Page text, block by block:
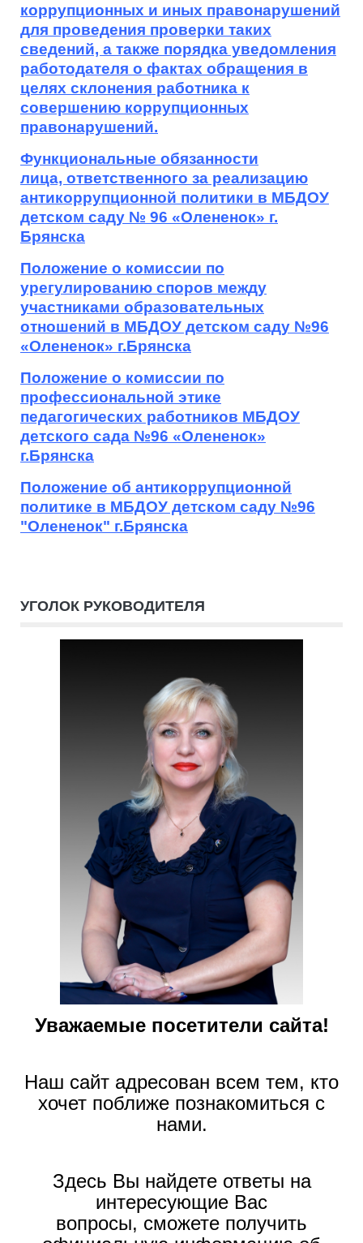
коррупционных и иных правонарушений
для проведения проверки таких
сведений, а также порядка уведомления
работодателя о фактах обращения в
целях склонения работника к
совершению коррупционных
правонарушений.
Функциональные обязанности
лица, ответственного за реализацию
антикоррупционной политики в МБДОУ
детском саду № 96 «Олененок» г.
Брянска
Положение о комиссии по
урегулированию споров между
участниками образовательных
отношений в МБДОУ детском саду №96
«Олененок» г.Брянска
Положение о комиссии по
профессиональной этике
педагогических работников МБДОУ
детского сада №96 «Олененок»
г.Брянска
Положение об антикоррупционной
политике в МБДОУ детском саду №96
"Олененок" г.Брянска
УГОЛОК РУКОВОДИТЕЛЯ
Уважаемые посетители сайта!
Наш сайт адресован всем тем, кто
хочет поближе познакомиться с
нами.
Здесь Вы найдете ответы на
интересующие Вас
вопросы, сможете получить